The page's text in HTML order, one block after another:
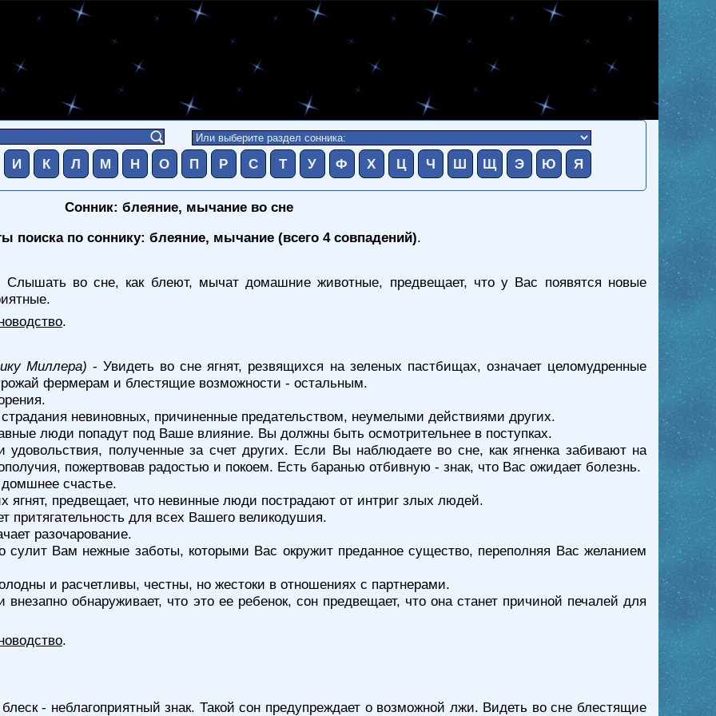
И К Л М Н О П Р С Т У Ф Х Ц Ч Ш Щ Э Ю Я
Сонник: блеяние, мычание во сне
поиска по соннику: блеяние, мычание (всего 4 совпадений).
во сне, как блеют, мычат домашние животные, предвещает, что у Вас появятся новые
.
Миллера) - Увидеть во сне ягнят, резвящихся на зеленых пастбищах, означает целомудренные
фермерам и блестящие возможности - остальным.
невиновных, причиненные предательством, неумелыми действиями других.
люди попадут под Ваше влияние. Вы должны быть осмотрительнее в поступках.
удовольствия, полученные за счет других. Если Вы наблюдаете во сне, как ягненка забивают на
пожертвовав радостью и покоем. Есть баранью отбивную - знак, что Вас ожидает болезнь.
счастье.
ягнят, предвещает, что невинные люди пострадают от интриг злых людей.
притягательность для всех Вашего великодушия.
разочарование.
сулит Вам нежные заботы, которыми Вас окружит преданное существо, переполняя Вас желанием
и расчетливы, честны, но жестоки в отношениях с партнерами.
обнаруживает, что это ее ребенок, сон предвещает, что она станет причиной печалей для
.
- неблагоприятный знак. Такой сон предупреждает о возможной лжи. Видеть во сне блестящие